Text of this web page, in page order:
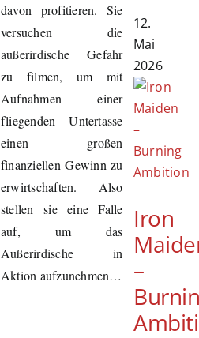
davon profitieren. Sie
versuchen die
außerirdische Gefahr
zu filmen, um mit
Aufnahmen einer
fliegenden Untertasse
einen großen
finanziellen Gewinn zu
erwirtschaften. Also
stellen sie eine Falle
auf, um das
Außerirdische in
Aktion aufzunehmen…
12.
Mai
2026
Iron
–